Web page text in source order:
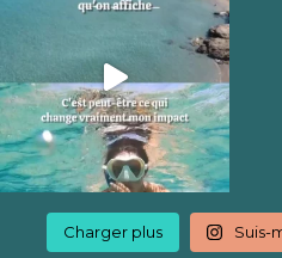
Charger plus Suis-